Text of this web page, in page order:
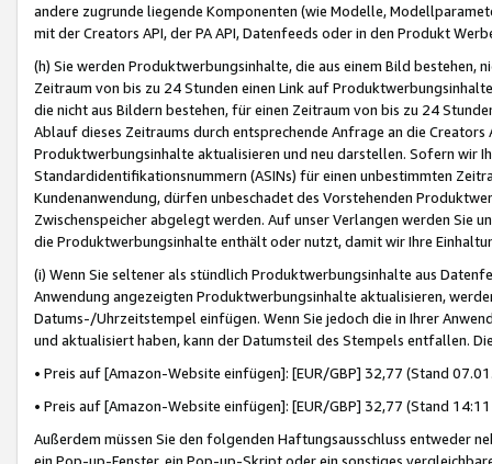
andere zugrunde liegende Komponenten (wie Modelle,
mit der Creators API, der PA API, Datenfeeds oder in den Produkt
(h) Sie werden Produktwerbungsinhalte, die aus einem Bild bestehen,
Zeitraum von bis zu 24 Stunden einen Link auf
die nicht aus Bildern bestehen, für einen Zeitraum von bis zu 24
Ablauf dieses Zeitraums durch entsprechende Anfrage an die
Produktwerbungsinhalte aktualisieren und neu darstellen. Sofern wir
Standardidentifikationsnummern (ASINs) für einen unbestimmten
Kundenanwendung, dürfen unbeschadet des Vorstehenden
Zwischenspeicher abgelegt werden. Auf unser Verlangen werden Sie
die Produktwerbungsinhalte enthält oder nutzt, damit wir Ihre
(i) Wenn Sie seltener als stündlich Produktwerbungsinhalte aus
Anwendung angezeigten Produktwerbungsinhalte aktualisieren,
Datums-/Uhrzeitstempel einfügen. Wenn Sie jedoch die in Ihrer
und aktualisiert haben, kann der Datumsteil des Stempels entfallen.
• Preis auf [Amazon-Website einfügen]: [EUR/GBP] 32,77 (Stand
• Preis auf [Amazon-Website einfügen]: [EUR/GBP] 32,77 (Stand
Außerdem müssen Sie den folgenden Haftungsausschluss entweder
ein Pop-up-Fenster, ein Pop-up-Skript oder ein sonstiges